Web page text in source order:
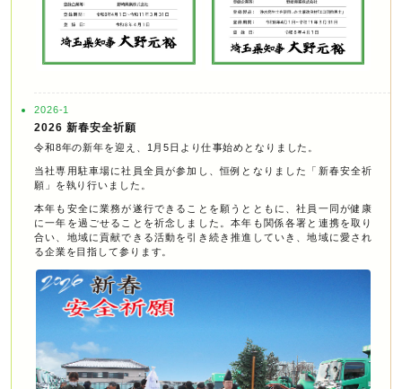
2026-1
2026 新春安全祈願
令和8年の新年を迎え、1月5日より仕事始めとなりました。
当社専用駐車場に社員全員が参加し、恒例となりました「新春安全祈
願」を執り行いました。
本年も安全に業務が遂行できることを願うとともに、社員一同が健康
に一年を過ごせることを祈念しました。本年も関係各署と連携を取り
合い、地域に貢献できる活動を引き続き推進していき、地域に愛され
る企業を目指して参ります。